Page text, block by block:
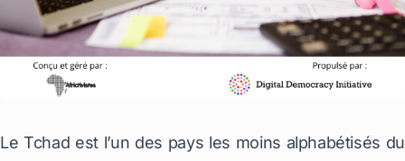
Le Tchad est l’un des pays les moins alphabétisés du